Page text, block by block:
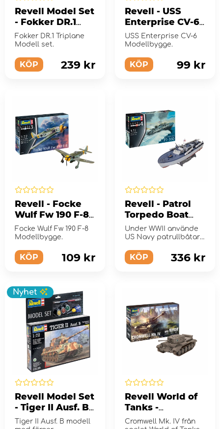
Revell Model Set
- Fokker DR.1
Triplane 1:72 - 37
Bitar
Fokker DR.1 Triplane
Modell set.
KÖP 239 kr
Revell - USS
Enterprise CV-6
1:1200 - 38 Bitar
USS Enterprise CV-6
Modellbygge.
KÖP 99 kr
Revell - Focke
Wulf Fw 190 F-8
1:72 - 46 Bitar
Focke Wulf Fw 190 F-8
Modellbygge.
KÖP 109 kr
Revell - Patrol
Torpedo Boat
PT-160 1:72
Under WWII använde
US Navy patrullbåtar
undersök...
KÖP 336 kr
Nyhet
Revell Model Set
- Tiger II Ausf. B
1:72
Tiger II Ausf. B modell
Revell World of
Tanks -
Cromwell Mk. IV
Cromwell Mk. IV från